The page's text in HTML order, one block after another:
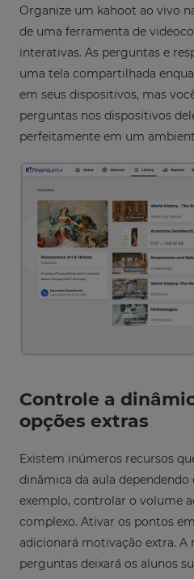
Organize um kahoot ao vivo
de uma ferramenta de
interativas. As perguntas e
uma tela compartilhada
em seus dispositivos, mas
perguntas nos dispositivos
perfeitamente em um
Controle a
opções extras
Existem inúmeros recursos
dinâmica da aula dependendo
exemplo, controlar o volume
complexo. Ativar os pontos
adicionará motivação extra. A
perguntas deixará os alunos